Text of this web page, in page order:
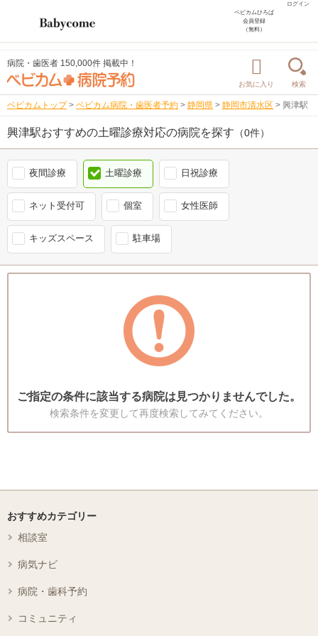
ログイン
ベビカムひろば
会員登録
（無料）
病院・歯医者 150,000件 掲載中！
お気に入り 検索
ベビカムトップ > ベビカム病院・歯医者予約 > 静岡県 > 静岡市清水区 > 興津駅
興津駅おすすめの土曜診療対応の病院を探す （0件）
夜間診療 土曜診療 日祝診療
ネット受付可 個室 女性医師
キッズスペース 駐車場
ご指定の条件に該当する病院は見つかりませんでした。
検索条件を変更して再度検索してみてください。
おすすめカテゴリー
相談室
病気ナビ
病院・歯科予約
コミュニティ